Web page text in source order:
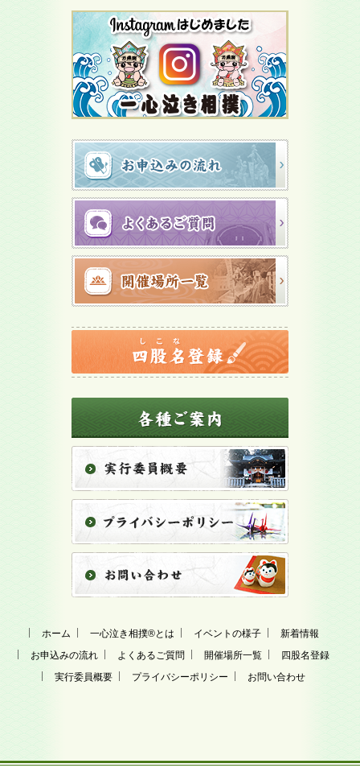
ホーム 一心泣き相撲®とは イベントの様子
新着情報
お申込みの流れ
よくあるご質問 開催場所一覧
四股名登録
実行委員概要
プライバシーポリシー お問い合わせ